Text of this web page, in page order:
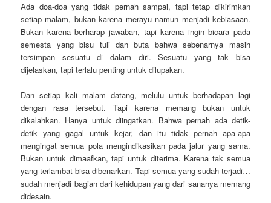
Ada doa-doa yang tidak pernah sampai, tapi tetap dikirimkan
setiap malam, bukan karena merayu namun menjadi kebiasaan.
Bukan karena berharap jawaban, tapi karena ingin bicara pada
semesta yang bisu tuli dan buta bahwa sebenarnya masih
tersimpan sesuatu di dalam diri. Sesuatu yang tak bisa
dijelaskan, tapi terlalu penting untuk dilupakan.
Dan setiap kali malam datang, melulu untuk berhadapan lagi
dengan rasa tersebut. Tapi karena memang bukan untuk
dikalahkan. Hanya untuk diingatkan. Bahwa pernah ada detik-
detik yang gagal untuk kejar, dan itu tidak pernah apa-apa
mengingat semua pola mengindikasikan pada jalur yang sama.
Bukan untuk dimaafkan, tapi untuk diterima. Karena tak semua
yang terlambat bisa dibenarkan. Tapi semua yang sudah terjadi…
sudah menjadi bagian dari kehidupan yang dari sananya memang
didesain.